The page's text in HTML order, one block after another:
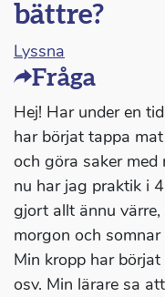
bättre?
Lyssna
Fråga
Hej! Har under en
har börjat tappa
och göra saker med
nu har jag praktik i
gjort allt ännu
morgon och
Min kropp har
osv. Min lärare sa